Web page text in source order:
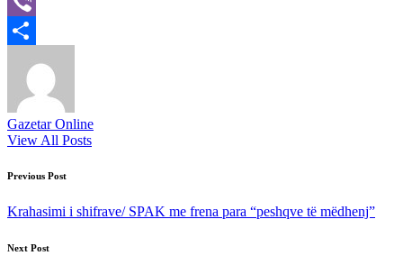
Viber
Gazetar Online
View All Posts
Post
navigation
Previous Post
Krahasimi i shifrave/ SPAK me frena para “peshqve të mëdhenj”
Next Post